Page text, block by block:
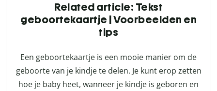
Related article: Tekst
geboortekaartje | Voorbeelden en
tips
Een geboortekaartje is een mooie manier om de
geboorte van je kindje te delen. Je kunt erop zetten
hoe je baby heet, wanneer je kindje is geboren en